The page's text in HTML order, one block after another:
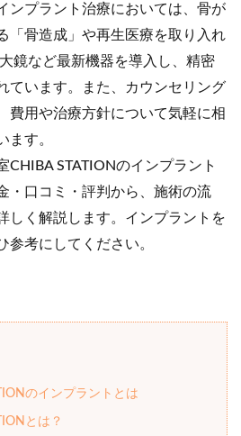
ンプラント治療においては、骨が
「骨造成」や再生医療を取り入れ
鏡など最新機器を導入し、精密
ています。また、カウンセリング
費用や治療方針について気軽に相
ます。
CHIBA STATIONのインプラント
・口コミ・評判から、施術の流
しく解説します。インプラントを
参考にしてください。
のインプラントとは
とは？